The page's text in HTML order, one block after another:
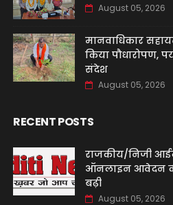
August 05, 2026
मानवाधिकार
किया पौधारोपण,
संदेश
August 05, 2026
RECENT POSTS
राजकीय/निजी
ऑनलाइन आवेदन
बढ़ी
August 05, 2026